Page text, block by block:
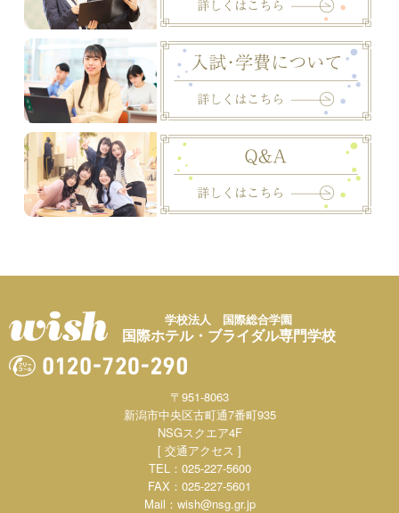
学校法人 国際総合学園
国際ホテル・ブライダル専門学校
〒951-8063
新潟市中央区古町通7番町935
NSGスクエア4F
[ 交通アクセス ]
TEL：025-227-5600
FAX：025-227-5601
Mail： wish@nsg.gr.jp